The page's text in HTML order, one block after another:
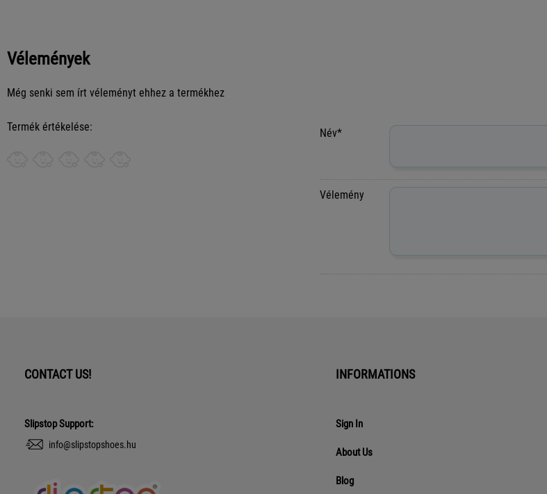
Vélemények
Még senki sem írt véleményt ehhez a termékhez
Termék értékelése:
Név*
Vélemény
CONTACT US!
Slipstop Support:
info@slipstopshoes.hu
INFORMATIONS
Sign In
About Us
Blog